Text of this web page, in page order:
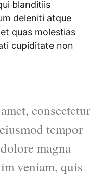
blanditiis
deleniti atque
quas molestias
cupiditate non
consectetur
tempor
magna
veniam, quis